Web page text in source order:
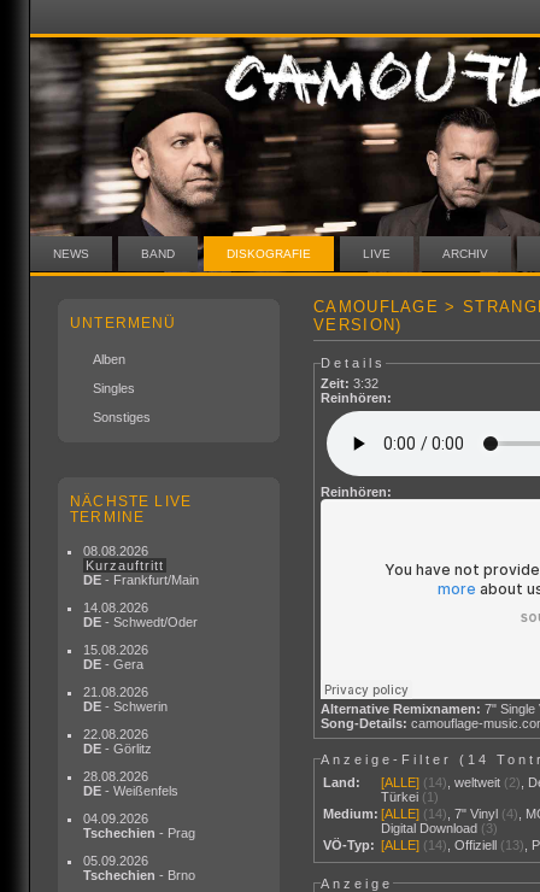
NEWS BAND DISKOGRAFIE LIVE ARCHIV
UNTERMENÜ
Alben
Singles
Sonstiges
NÄCHSTE LIVE
TERMINE
08.08.2026
Kurzauftritt
DE - Frankfurt/Main
14.08.2026
DE - Schwedt/Oder
15.08.2026
DE - Gera
21.08.2026
DE - Schwerin
22.08.2026
DE - Görlitz
28.08.2026
DE - Weißenfels
04.09.2026
Tschechien - Prag
05.09.2026
Tschechien - Brno
CAMOUFLAGE >
VERSION)
Details
Zeit: 3:32
Reinhören:
Reinhören:
Alternative Remixnamen: 7"
Song-Details: camouflage-
Anzeige-Filter ( 14
Land:
[ALLE] (14) ,weltweit (2)
Türkei (1)
Medium: [ALLE] (14) ,7" Vinyl (4)
Digital Download (3)
VÖ-Typ: [ALLE] (14) ,Offiziell (13)
Anzeige